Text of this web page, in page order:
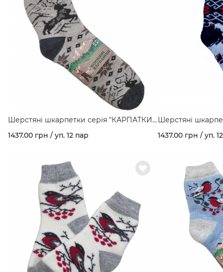
Шерстяні шкарпетки серія "КАРПАТКИ"
мал. Олень арт. 160
1437.00 грн / уп. 12 пар
Шерстяні
мал. Орнамент
1437.00 грн / уп.